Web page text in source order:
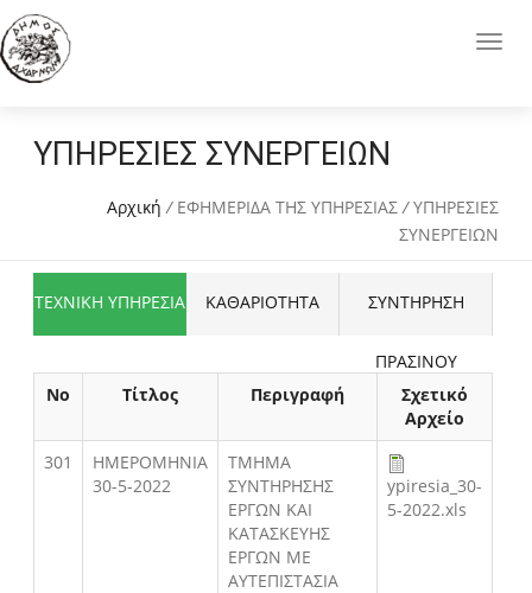
ΥΠΗΡΕΣΙΕΣ ΣΥΝΕΡΓΕΙΩΝ
Αρχική / ΕΦΗΜΕΡΙΔΑ ΤΗΣ ΥΠΗΡΕΣΙΑΣ /ΥΠΗΡΕΣΙΕΣ
ΣΥΝΕΡΓΕΙΩΝ
ΤΕΧΝΙΚΗ ΥΠΗΡΕΣΙΑ ΚΑΘΑΡΙΟΤΗΤΑ ΣΥΝΤΗΡΗΣΗ
ΠΡΑΣΙΝΟΥ
Νο
Τίτλος Περιγραφή
Σχετικό
Αρχείο
301
ΗΜΕΡΟΜΗΝΙΑ
30-5-2022
ΤΜΗΜΑ
ΣΥΝΤΗΡΗΣΗΣ
ΕΡΓΩΝ ΚΑΙ
ΚΑΤΑΣΚΕΥΗΣ
ΕΡΓΩΝ ΜΕ
ΑΥΤΕΠΙΣΤΑΣΙΑ
ypiresia_30-
5-2022.xls